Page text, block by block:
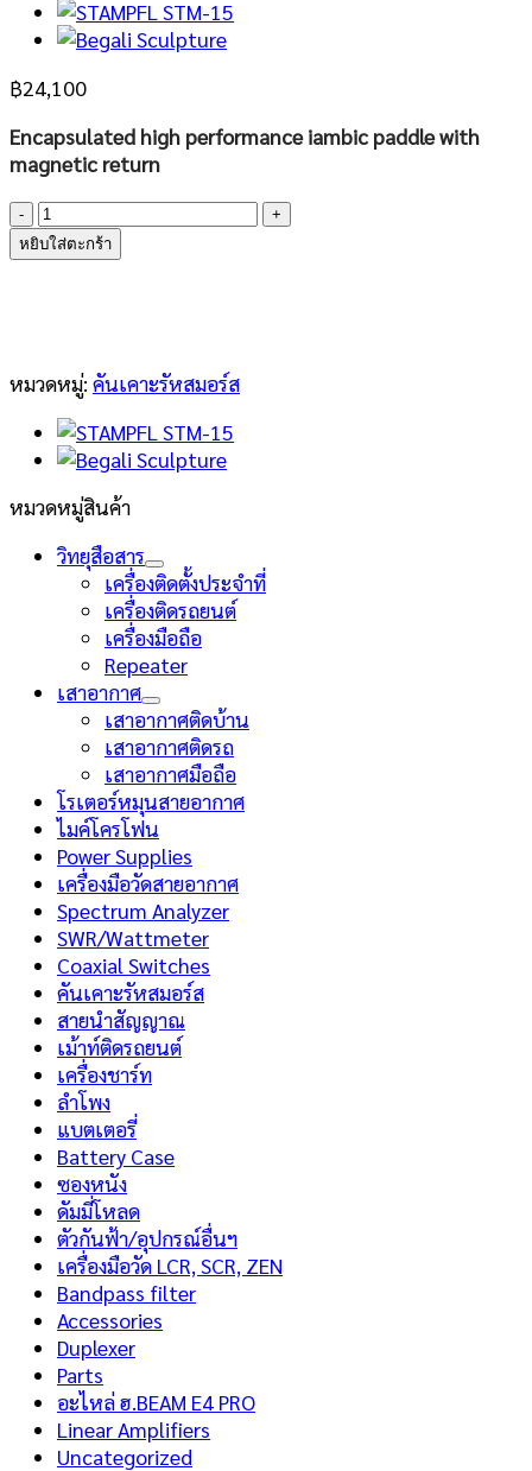
฿24,100
Encapsulated high performance iambic paddle with
magnetic return
จำนวน
Begali
Stealth
หยิบใส่ตะกร้า
หมวดหมู่: คันเคาะรัหสมอร์ส
หมวดหมู่สินค้า
วิทยุสือสาร
เครื่องติดตั้งประจำที่
เครื่องติดรถยนต์
เครื่องมือถือ
Repeater
เสาอากาศ
เสาอากาศติดบ้าน
เสาอากาศติดรถ
เสาอากาศมือถือ
โรเตอร์หมุนสายอากาศ
ไมค์โครโฟน
Power Supplies
เครื่องมือวัดสายอากาศ
Spectrum Analyzer
SWR/Wattmeter
Coaxial Switches
คันเคาะรัหสมอร์ส
สายนำสัญญาณ
เม้าท์ติดรถยนต์
เครื่องชาร์ท
ลำโพง
แบตเตอรี่
Battery Case
ซองหนัง
ดัมมี่โหลด
ตัวกันฟ้า/อุปกรณ์อื่นฯ
เครื่องมือวัด LCR, SCR, ZEN
Bandpass filter
Accessories
Duplexer
Parts
อะไหล่ ฮ.BEAM E4 PRO
Linear Amplifiers
Uncategorized